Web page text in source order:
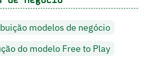
modelos de negócio
do modelo Free to Play